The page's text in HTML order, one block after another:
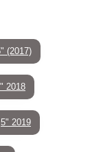
(2017)
2018
2019